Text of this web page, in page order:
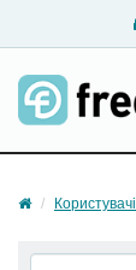
Користувачі